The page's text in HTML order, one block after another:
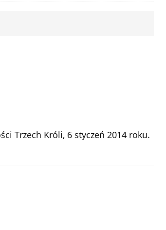
Trzech Króli, 6 styczeń 2014 roku.